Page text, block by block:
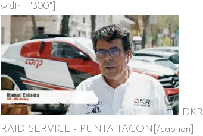
width="300"]
DKR
RAID SERVICE - PUNTA TACON[/caption]